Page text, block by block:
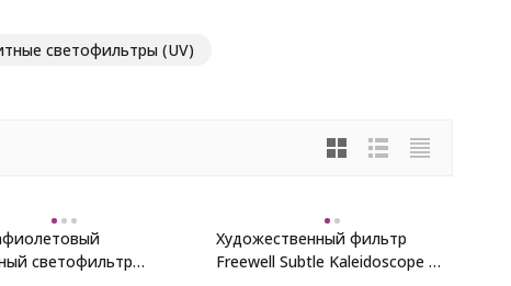
светофильтры (UV)
светофильтр
Художественный фильтр
Freewell Subtle Kaleidoscope 77